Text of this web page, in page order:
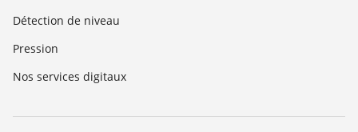
Détection de niveau
Pression
Nos services digitaux